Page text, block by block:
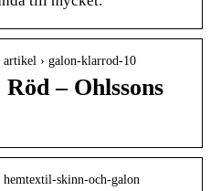
artikel › galon-klarrod-10
– Ohlssons
hemtextil-skinn-och-galon